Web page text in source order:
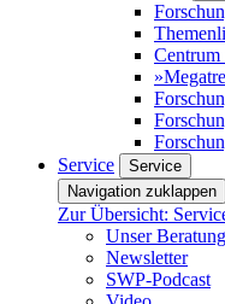
Service
Service
Navigation zuklappen
Zur Übersicht:
Unser
Newsletter
SWP-Podcast